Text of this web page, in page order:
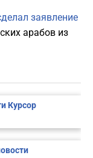
заявление
арабов из
Курсор